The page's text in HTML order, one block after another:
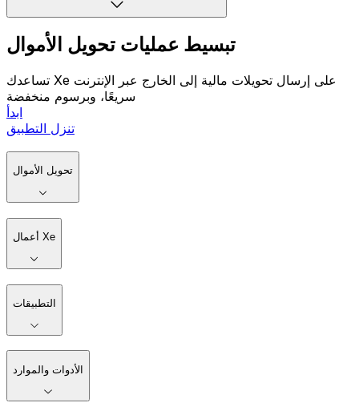
تبسيط عمليات تحويل الأموال
تساعدك Xe على إرسال تحويلات مالية إلى الخارج عبر الإنترنت
سريعًا، وبرسوم منخفضة
ابدأ
تنزل التطبيق
تحويل الأموال
أعمال Xe
التطبيقات
الأدوات والموارد